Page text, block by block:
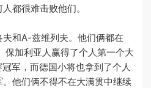
都很难击败他们。
和A-兹维列夫。他们俩都在
保加利亚人赢得了个人第一个大
军，而德国小将也拿到了个人
他们俩不得不在大满贯中继续